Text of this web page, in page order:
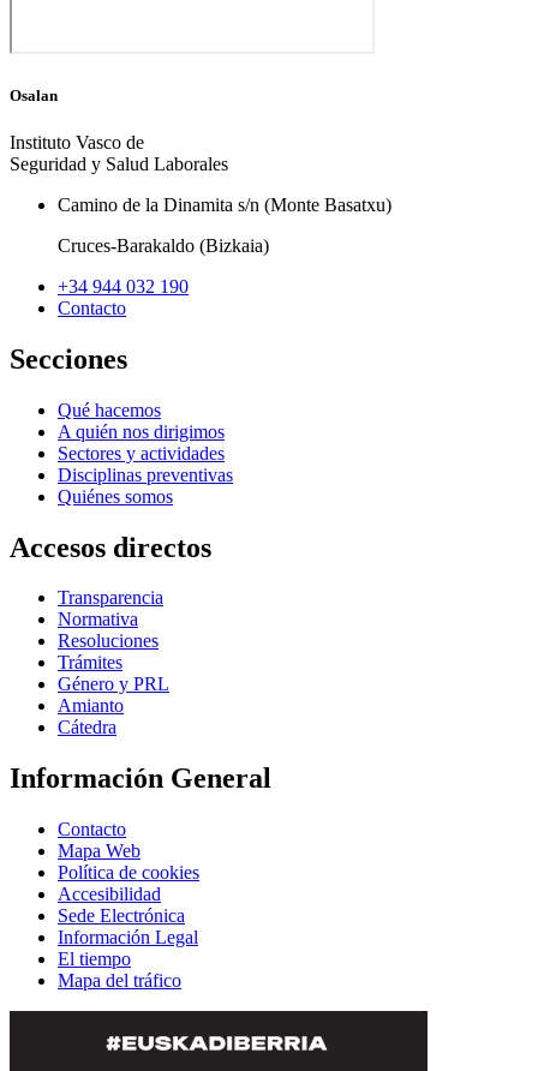
Osalan
Instituto Vasco de
Seguridad y Salud Laborales
Camino de la Dinamita s/n (Monte Basatxu)
Cruces-Barakaldo (Bizkaia)
+34 944 032 190
Contacto
Secciones
Qué hacemos
A quién nos dirigimos
Sectores y actividades
Disciplinas preventivas
Quiénes somos
Accesos directos
Transparencia
Normativa
Resoluciones
Trámites
Género y PRL
Amianto
Cátedra
Información General
Contacto
Mapa Web
Política de cookies
Accesibilidad
Sede Electrónica
Información Legal
El tiempo
Mapa del tráfico